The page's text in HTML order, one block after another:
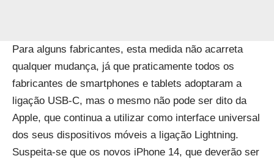
Para alguns fabricantes, esta medida não acarreta
qualquer mudança, já que praticamente todos os
fabricantes de smartphones e tablets adoptaram a
ligação USB-C, mas o mesmo não pode ser dito da
Apple, que continua a utilizar como interface universal
dos seus dispositivos móveis a ligação Lightning.
Suspeita-se que os novos iPhone 14, que deverão ser